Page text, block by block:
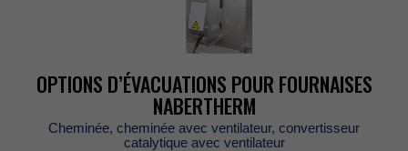
OPTIONSD’ÉVACUATIONSPOURFOURNAISES
NABERTHERM
Cheminée,cheminéeavecventilateur,convertisseur
catalytiqueavecventilateur